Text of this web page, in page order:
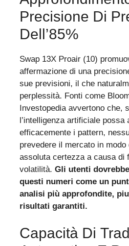
Precisione Di
Dell’85%
Swap 13X Proair (10)
affermazione di una
sue previsioni, il che
perplessità. Fonti come
Investopedia avvertono che,
l’intelligenza artificiale possa
efficacemente i pattern,
prevedere il mercato in
assoluta certezza a causa di
volatilità. Gli utenti
questi numeri come un
analisi più approfondite,
risultati garantiti.
Capacità Di